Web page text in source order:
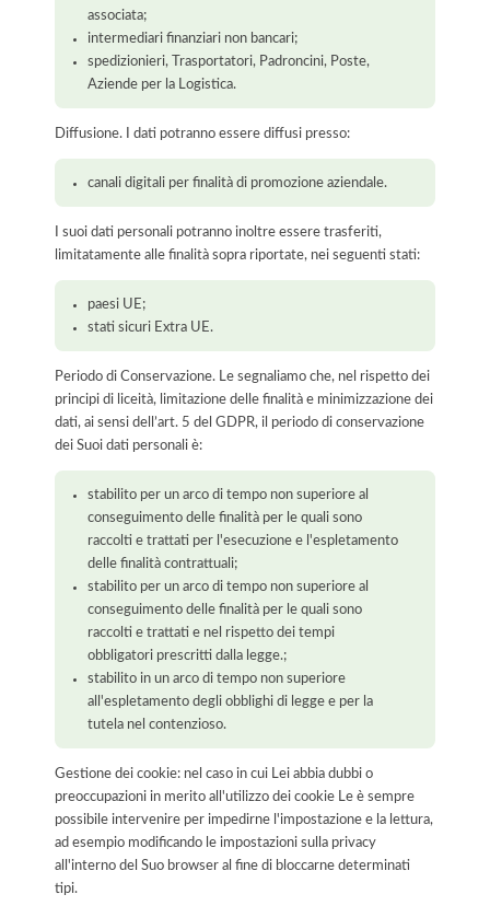
associata;
intermediari finanziari non bancari;
spedizionieri, Trasportatori, Padroncini, Poste,
Aziende per la Logistica.
Diffusione. I dati potranno essere diffusi presso:
canali digitali per finalità di promozione aziendale.
I suoi dati personali potranno inoltre essere trasferiti,
limitatamente alle finalità sopra riportate, nei seguenti stati:
paesi UE;
stati sicuri Extra UE.
Periodo di Conservazione. Le segnaliamo che, nel rispetto dei
principi di liceità, limitazione delle finalità e minimizzazione dei
dati, ai sensi dell’art. 5 del GDPR, il periodo di conservazione
dei Suoi dati personali è:
stabilito per un arco di tempo non superiore al
conseguimento delle finalità per le quali sono
raccolti e trattati per l'esecuzione e l'espletamento
delle finalità contrattuali;
stabilito per un arco di tempo non superiore al
conseguimento delle finalità per le quali sono
raccolti e trattati e nel rispetto dei tempi
obbligatori prescritti dalla legge.;
stabilito in un arco di tempo non superiore
all'espletamento degli obblighi di legge e per la
tutela nel contenzioso.
Gestione dei cookie: nel caso in cui Lei abbia dubbi o
preoccupazioni in merito all'utilizzo dei cookie Le è sempre
possibile intervenire per impedirne l'impostazione e la lettura,
ad esempio modificando le impostazioni sulla privacy
all'interno del Suo browser al fine di bloccarne determinati
tipi.